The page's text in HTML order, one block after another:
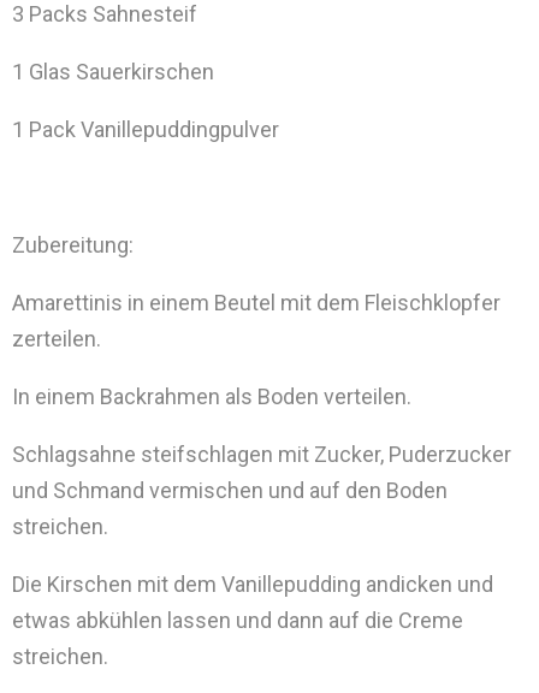
3 Packs Sahnesteif
1 Glas Sauerkirschen
1 Pack Vanillepuddingpulver
Zubereitung:
Amarettinis in einem Beutel mit dem Fleischklopfer
zerteilen.
In einem Backrahmen als Boden verteilen.
Schlagsahne steifschlagen mit Zucker, Puderzucker
und Schmand vermischen und auf den Boden
streichen.
Die Kirschen mit dem Vanillepudding andicken und
etwas abkühlen lassen und dann auf die Creme
streichen.